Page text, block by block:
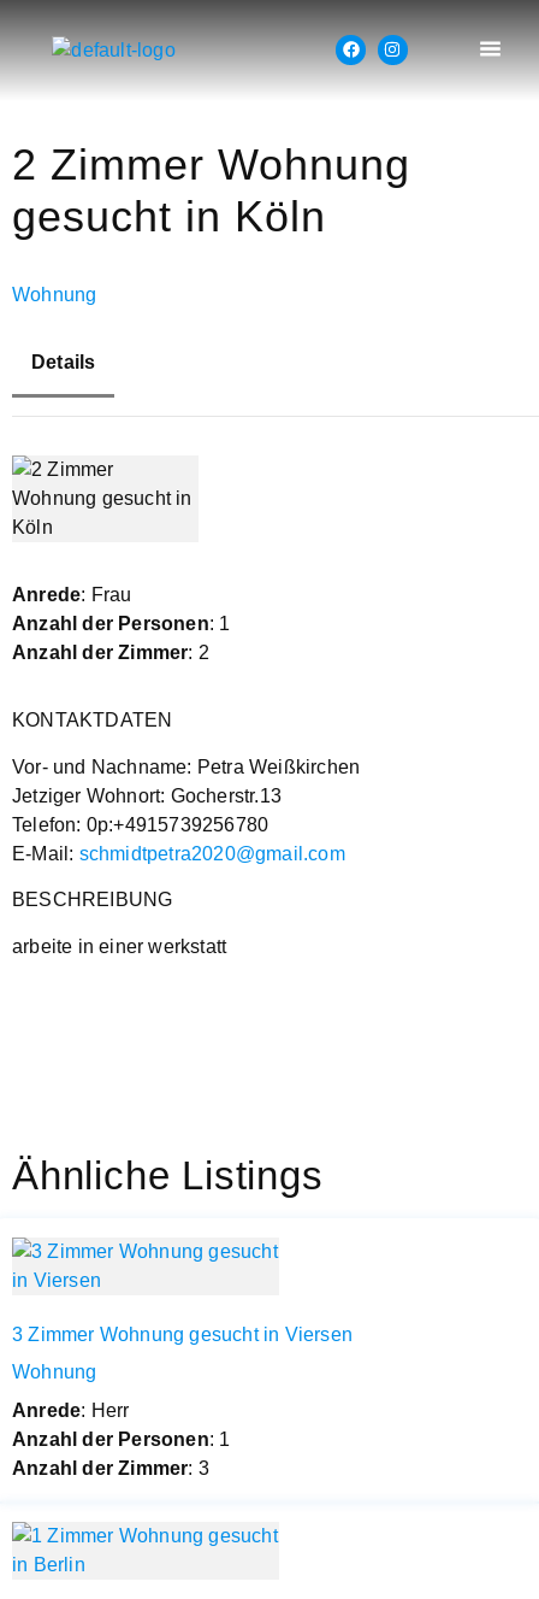
2 Zimmer Wohnung
gesucht in Köln
Wohnung
Details
Anrede: Frau
Anzahl der Personen: 1
Anzahl der Zimmer: 2
KONTAKTDATEN
Vor- und Nachname: Petra Weißkirchen
Jetziger Wohnort: Gocherstr.13
Telefon: 0p:+4915739256780
E-Mail: schmidtpetra2020@gmail.com
BESCHREIBUNG
arbeite in einer werkstatt
Ähnliche Listings
3 Zimmer Wohnung gesucht in Viersen
Wohnung
Anrede: Herr
Anzahl der Personen: 1
Anzahl der Zimmer: 3